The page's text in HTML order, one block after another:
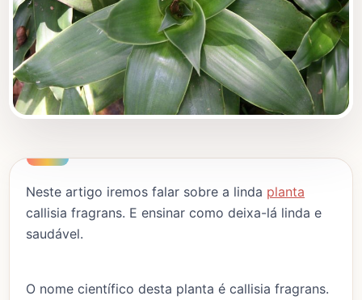
Neste artigo iremos falar sobre a linda planta
callisia fragrans. E ensinar como deixa-lá linda e
saudável.
O nome científico desta planta é callisia fragrans.